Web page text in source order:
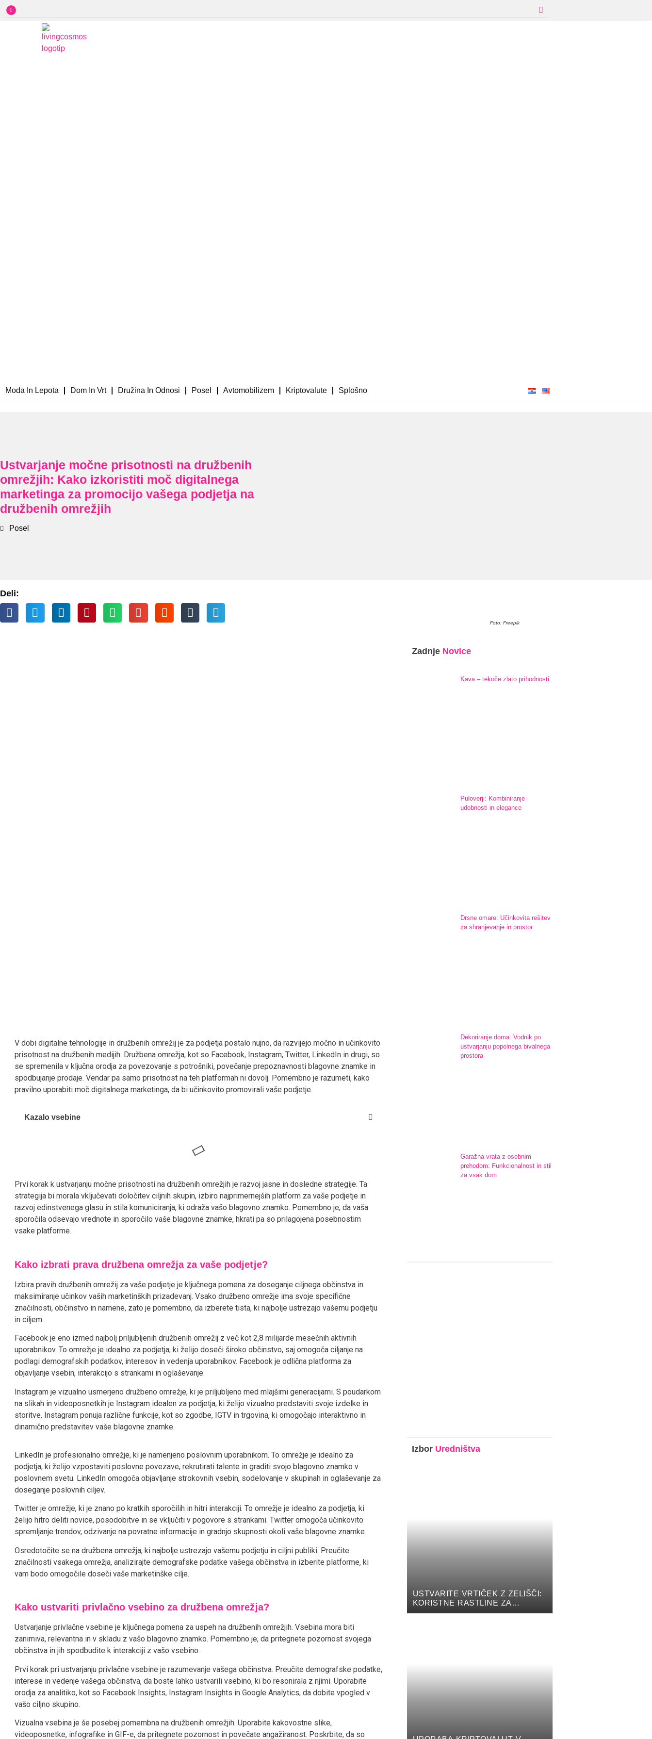
Moda In Lepota Dom In Vrt Družina In Odnosi Posel Avtomobilizem Kriptovalute Splošno
Ustvarjanje močne prisotnosti na družbenih
omrežjih: Kako izkoristiti moč digitalnega
marketinga za promocijo vašega podjetja na
družbenih omrežjih
Posel
Foto: Freepik
Deli:
V dobi digitalne tehnologije in družbenih omrežij je za podjetja postalo nujno, da razvijejo močno in učinkovito
prisotnost na družbenih medijih. Družbena omrežja, kot so Facebook, Instagram, Twitter, LinkedIn in drugi, so
se spremenila v ključna orodja za povezovanje s potrošniki, povečanje prepoznavnosti blagovne znamke in
spodbujanje prodaje. Vendar pa samo prisotnost na teh platformah ni dovolj. Pomembno je razumeti, kako
pravilno uporabiti moč digitalnega marketinga, da bi učinkovito promovirali vaše podjetje.
Kazalo vsebine
Prvi korak k ustvarjanju močne prisotnosti na družbenih omrežjih je razvoj jasne in dosledne strategije. Ta
strategija bi morala vključevati določitev ciljnih skupin, izbiro najprimernejših platform za vaše podjetje in
razvoj edinstvenega glasu in stila komuniciranja, ki odraža vašo blagovno znamko. Pomembno je, da vaša
sporočila odsevajo vrednote in sporočilo vaše blagovne znamke, hkrati pa so prilagojena posebnostim
vsake platforme.
Kako izbrati prava družbena omrežja za vaše podjetje?
Izbira pravih družbenih omrežij za vaše podjetje je ključnega pomena za doseganje ciljnega občinstva in
maksimiranje učinkov vaših marketinških prizadevanj. Vsako družbeno omrežje ima svoje specifične
značilnosti, občinstvo in namene, zato je pomembno, da izberete tista, ki najbolje ustrezajo vašemu podjetju
in ciljem.
Facebook je eno izmed najbolj priljubljenih družbenih omrežij z več kot 2,8 milijarde mesečnih aktivnih
uporabnikov. To omrežje je idealno za podjetja, ki želijo doseči široko občinstvo, saj omogoča ciljanje na
podlagi demografskih podatkov, interesov in vedenja uporabnikov. Facebook je odlična platforma za
objavljanje vsebin, interakcijo s strankami in oglaševanje.
Instagram je vizualno usmerjeno družbeno omrežje, ki je priljubljeno med mlajšimi generacijami. S poudarkom
na slikah in videoposnetkih je Instagram idealen za podjetja, ki želijo vizualno predstaviti svoje izdelke in
storitve. Instagram ponuja različne funkcije, kot so zgodbe, IGTV in trgovina, ki omogočajo interaktivno in
dinamično predstavitev vaše blagovne znamke.
LinkedIn je profesionalno omrežje, ki je namenjeno poslovnim uporabnikom. To omrežje je idealno za
podjetja, ki želijo vzpostaviti poslovne povezave, rekrutirati talente in graditi svojo blagovno znamko v
poslovnem svetu. LinkedIn omogoča objavljanje strokovnih vsebin, sodelovanje v skupinah in oglaševanje za
doseganje poslovnih ciljev.
Twitter je omrežje, ki je znano po kratkih sporočilih in hitri interakciji. To omrežje je idealno za podjetja, ki
želijo hitro deliti novice, posodobitve in se vključiti v pogovore s strankami. Twitter omogoča učinkovito
spremljanje trendov, odzivanje na povratne informacije in gradnjo skupnosti okoli vaše blagovne znamke.
Osredotočite se na družbena omrežja, ki najbolje ustrezajo vašemu podjetju in ciljni publiki. Preučite
značilnosti vsakega omrežja, analizirajte demografske podatke vašega občinstva in izberite platforme, ki
vam bodo omogočile doseči vaše marketinške cilje.
Kako ustvariti privlačno vsebino za družbena omrežja?
Ustvarjanje privlačne vsebine je ključnega pomena za uspeh na družbenih omrežjih. Vsebina mora biti
zanimiva, relevantna in v skladu z vašo blagovno znamko. Pomembno je, da pritegnete pozornost svojega
občinstva in jih spodbudite k interakciji z vašo vsebino.
Prvi korak pri ustvarjanju privlačne vsebine je razumevanje vašega občinstva. Preučite demografske podatke,
interese in vedenje vašega občinstva, da boste lahko ustvarili vsebino, ki bo resonirala z njimi. Uporabite
orodja za analitiko, kot so Facebook Insights, Instagram Insights in Google Analytics, da dobite vpogled v
vašo ciljno skupino.
Vizualna vsebina je še posebej pomembna na družbenih omrežjih. Uporabite kakovostne slike,
videoposnetke, infografike in GIF-e, da pritegnete pozornost in povečate angažiranost. Poskrbite, da so
Zadnje Novice
Kava – tekoče zlato prihodnosti
Puloverji: Kombiniranje
udobnosti in elegance
Drsne omare: Učinkovita rešitev
za shranjevanje in prostor
Dekoriranje doma: Vodnik po
ustvarjanju popolnega bivalnega
prostora
Garažna vrata z osebnim
prehodom: Funkcionalnost in stil
za vsak dom
Izbor Uredništva
USTVARITE VRTIČEK Z ZELIŠČI:
KORISTNE RASTLINE ZA
KUHANJE IN ZDRAVJE